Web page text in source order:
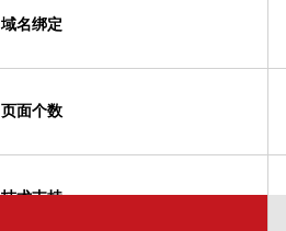
域名绑定
页面个数
技术支持